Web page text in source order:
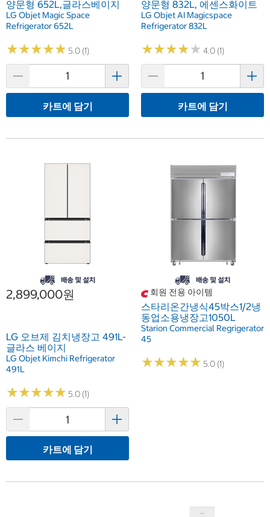
양문형 652L,글라스베이지
LG Objet Magic Space
Refrigerator 652L
★★★★★
★★★★★ 5.0 (1)
카트에 담기
양문형 832L, 에센스화이트
LG Objet AI Magicspace
Refrigerator 832L
★★★★★
★★★★★ 4.0 (1)
카트에 담기
2,899,000원
LG 오브제 김치냉장고 491L-
글라스 베이지
LG Objet Kimchi Refrigerator
491L
★★★★★
★★★★★ 5.0 (1)
카트에 담기
회원 전용 아이템
스타리온간냉식45박스1/2냉
동업소용냉장고1050L
Starion Commercial Regrigerator
45
★★★★★
★★★★★ 5.0 (1)